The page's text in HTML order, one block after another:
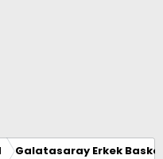
Galatasaray Erkek